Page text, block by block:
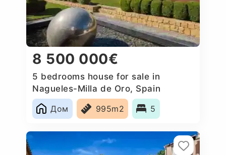
8 500 000€
5 bedrooms house for sale in
Nagueles-Milla de Oro, Spain
Дом
995m2 5